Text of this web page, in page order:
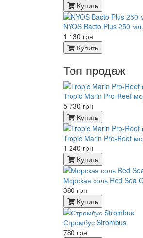
Купить
NYOS Bacto Plus 250
1 130 грн
Купить
Топ продаж
Tropic Marin Pro-Reef
5 730 грн
Купить
Tropic Marin Pro-Reef
1 240 грн
Купить
Морская соль Red Sea
380 грн
Купить
Стромбус Strombus
780 грн